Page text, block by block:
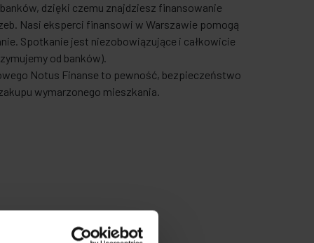
dzięki czemu znajdziesz finansowanie
Nasi eksperci finansowi w Warszawie pomogą
Spotkanie jest niezobowiązujące i całkowicie
od banków).
Notus Finanse to pewność, bezpieczeństwo
wymarzonego mieszkania.